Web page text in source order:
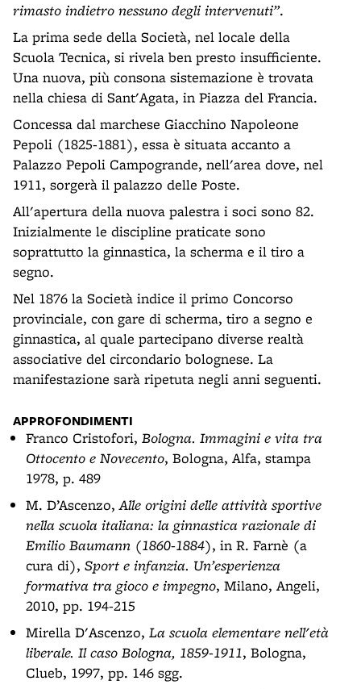
rimasto indietro nessuno degli intervenuti”.
La prima sede della Società, nel locale della
Scuola Tecnica, si rivela ben presto insufficiente.
Una nuova, più consona sistemazione è trovata
nella chiesa di Sant'Agata, in Piazza del Francia.
Concessa dal marchese Giacchino Napoleone
Pepoli (1825-1881), essa è situata accanto a
Palazzo Pepoli Campogrande, nell'area dove, nel
1911, sorgerà il palazzo delle Poste.
All'apertura della nuova palestra i soci sono 82.
Inizialmente le discipline praticate sono
soprattutto la ginnastica, la scherma e il tiro a
segno.
Nel 1876 la Società indice il primo Concorso
provinciale, con gare di scherma, tiro a segno e
ginnastica, al quale partecipano diverse realtà
associative del circondario bolognese. La
manifestazione sarà ripetuta negli anni seguenti.
APPROFONDIMENTI
Franco Cristofori, Bologna. Immagini e vita tra
Ottocento e Novecento, Bologna, Alfa, stampa
1978, p. 489
M. D’Ascenzo,Alle origini delle attività sportive
nella scuola italiana: la ginnastica razionale di
Emilio Baumann (1860-1884), in R. Farnè (a
cura di), Sport e infanzia. Un’esperienza
formativa tra gioco e impegno, Milano, Angeli,
2010, pp. 194-215
Mirella D'Ascenzo, La scuola elementare nell'età
liberale. Il caso Bologna, 1859-1911, Bologna,
Clueb, 1997, pp. 146 sgg.